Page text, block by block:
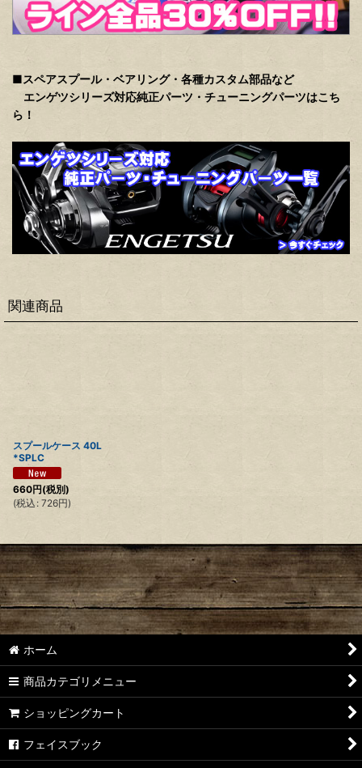
■スペアスプール・ベアリング・各種カスタム部品など
エンゲツシリーズ対応純正パーツ・チューニングパーツはこち
ら！
関連商品
スプールケース 40L
*SPLC
660円(税別)
(税込 : 726円)
ホーム
商品カテゴリメニュー
ショッピングカート
フェイスブック